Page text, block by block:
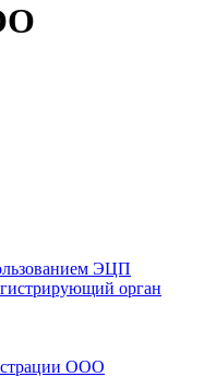
ЭЦП
орган
ООО